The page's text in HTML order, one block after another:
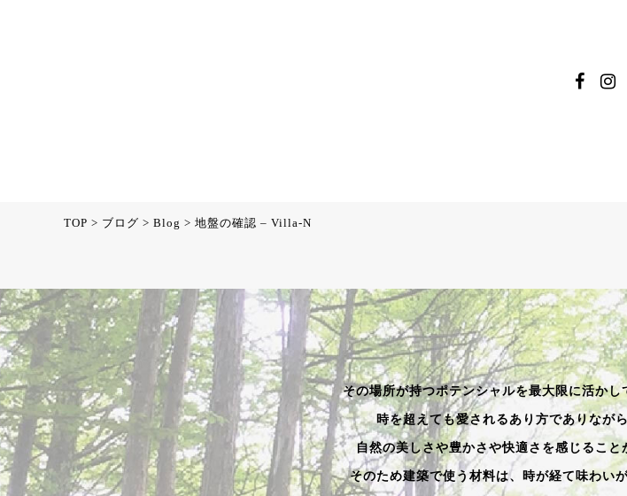
TOP > ブログ > Blog > 地盤の確認 – Villa-N
その場所が持つポテンシャルを最大限に活か
時を超えても愛されるあり方でありなが
自然の美しさや豊かさや快適さを感じるこ
そのため建築で使う材料は、時が経て味わい